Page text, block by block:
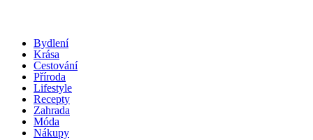
Bydlení
Krása
Cestování
Příroda
Lifestyle
Recepty
Zahrada
Móda
Nákupy